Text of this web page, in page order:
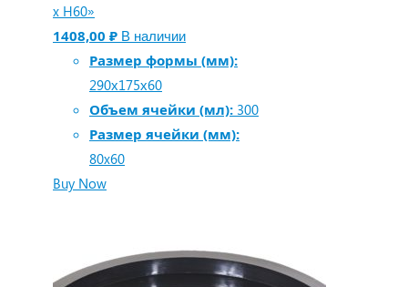
x H60»
1408,00 ₽ В наличии
Размер формы (мм):
290х175х60
Объем ячейки (мл): 300
Размер ячейки (мм):
80x60
Buy Now